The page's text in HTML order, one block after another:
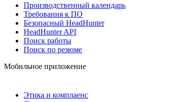
Производственный календарь
Требования к ПО
Безопасный HeadHunter
HeadHunter API
Поиск работы
Поиск по резюме
Мобильное приложение
Этика и комплаенс